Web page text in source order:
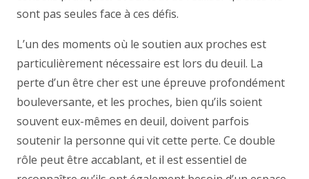
sont pas seules face à ces défis.
L’un des moments où le soutien aux proches est
particulièrement nécessaire est lors du deuil. La
perte d’un être cher est une épreuve profondément
bouleversante, et les proches, bien qu’ils soient
souvent eux-mêmes en deuil, doivent parfois
soutenir la personne qui vit cette perte. Ce double
rôle peut être accablant, et il est essentiel de